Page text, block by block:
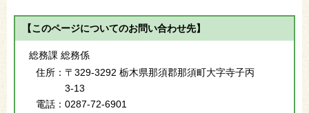
【このページについてのお問い合わせ先】
総務課 総務係
住所： 〒329-3292 栃木県那須郡那須町大字寺子丙
3-13
電話： 0287-72-6901